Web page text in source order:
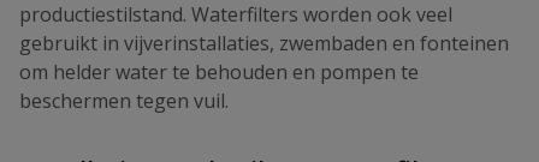
productiestilstand. Waterfilters worden ook veel
gebruikt in vijverinstallaties, zwembaden en fonteinen
om helder water te behouden en pompen te
beschermen tegen vuil.